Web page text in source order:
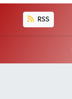
RSS